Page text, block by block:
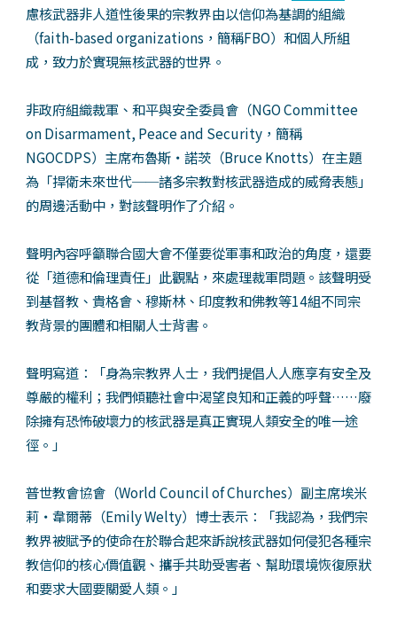
慮核武器非人道性後果的宗教界由以信仰為基調的組織
（faith-based organizations，簡稱FBO）和個人所組
成，致力於實現無核武器的世界。
非政府組織裁軍、和平與安全委員會（NGO Committee
on Disarmament, Peace and Security，簡稱
NGOCDPS）主席布魯斯‧諾茨（Bruce Knotts）在主題
為「捍衛未來世代──諸多宗教對核武器造成的威脅表態」
的周邊活動中，對該聲明作了介紹。
聲明內容呼籲聯合國大會不僅要從軍事和政治的角度，還要
從「道德和倫理責任」此觀點，來處理裁軍問題。該聲明受
到基督教、貴格會、穆斯林、印度教和佛教等14組不同宗
教背景的團體和相關人士背書。
聲明寫道：「身為宗教界人士，我們提倡人人應享有安全及
尊嚴的權利；我們傾聽社會中渴望良知和正義的呼聲……廢
除擁有恐怖破壞力的核武器是真正實現人類安全的唯一途
徑。」
普世教會協會（World Council of Churches）副主席埃米
莉‧韋爾蒂（Emily Welty）博士表示：「我認為，我們宗
教界被賦予的使命在於聯合起來訴說核武器如何侵犯各種宗
教信仰的核心價值觀、攜手共助受害者、幫助環境恢復原狀
和要求大國要關愛人類。」